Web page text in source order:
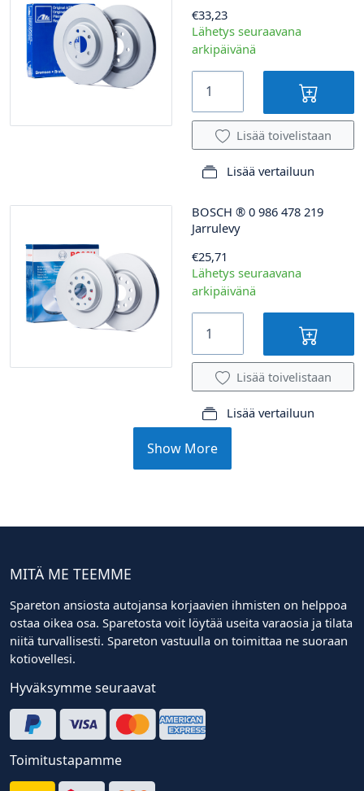
€33,23
Lähetys seuraavana
arkipäivänä
Lisää toivelistaan
Lisää vertailuun
BOSCH ® 0 986 478 219
Jarrulevy
€25,71
Lähetys seuraavana
arkipäivänä
Lisää toivelistaan
Lisää vertailuun
Show More
MITÄ ME TEEMME
Spareton ansiosta autojansa korjaavien ihmisten on helppoa
ostaa oikea osa. Sparetosta voit löytää useita varaosia ja tilata
niitä turvallisesti. Spareton vastuulla on toimittaa ne suoraan
kotiovellesi.
Hyväksymme seuraavat
Toimitustapamme